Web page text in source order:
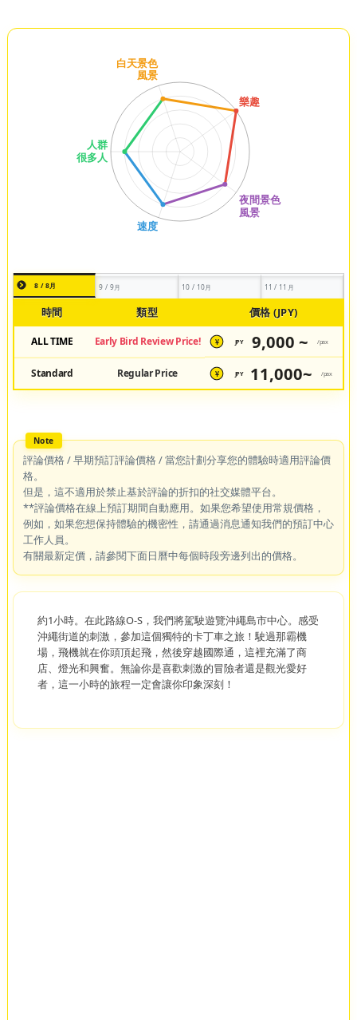
8 / 8月 9 / 9月 10 / 10月 11 / 11月
時間 類型 價格 (JPY)
ALL TIME Early Bird Review Price! ¥ JPY 9,000 ~ /pax
Standard Regular Price ¥ JPY 11,000~ /pax
評論價格 / 早期預訂評論價格 / 當您計劃分享您的體驗時適用評論價
格。
但是，這不適用於禁止基於評論的折扣的社交媒體平台。
**評論價格在線上預訂期間自動應用。如果您希望使用常規價格，
例如，如果您想保持體驗的機密性，請通過消息通知我們的預訂中心
工作人員。
有關最新定價，請參閱下面日曆中每個時段旁邊列出的價格。
約1小時。在此路線O-S，我們將駕駛遊覽沖繩島市中心。感受
沖繩街道的刺激，參加這個獨特的卡丁車之旅！駛過那霸機
場，飛機就在你頭頂起飛，然後穿越國際通，這裡充滿了商
店、燈光和興奮。無論你是喜歡刺激的冒險者還是觀光愛好
者，這一小時的旅程一定會讓你印象深刻！